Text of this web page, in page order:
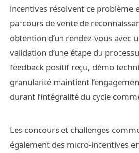
incentives résolvent ce problème
parcours de vente de
obtention d’un rendez-vous avec
validation d’une étape du
feedback positif reçu, démo
granularité maintient
durant l’intégralité du cycle
Les concours et challenges
également des micro-incentives